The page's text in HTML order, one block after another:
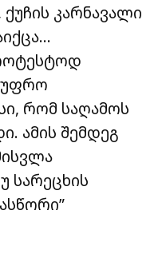
კარნავალი
უფრო
რომ საღამოს
ამის შემდეგ
სარეცხის